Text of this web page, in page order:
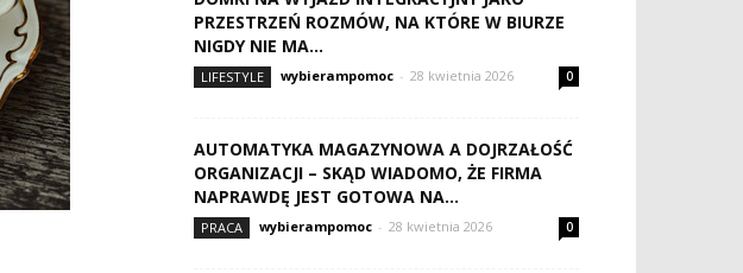
PRZESTRZEŃ ROZMÓW, NA KTÓRE W BIURZE
NIGDY NIE MA...
LIFESTYLE wybierampomoc - 28 kwietnia 2026 0
AUTOMATYKA MAGAZYNOWA A DOJRZAŁOŚĆ
ORGANIZACJI – SKĄD WIADOMO, ŻE FIRMA
NAPRAWDĘ JEST GOTOWA NA...
PRACA wybierampomoc - 28 kwietnia 2026 0